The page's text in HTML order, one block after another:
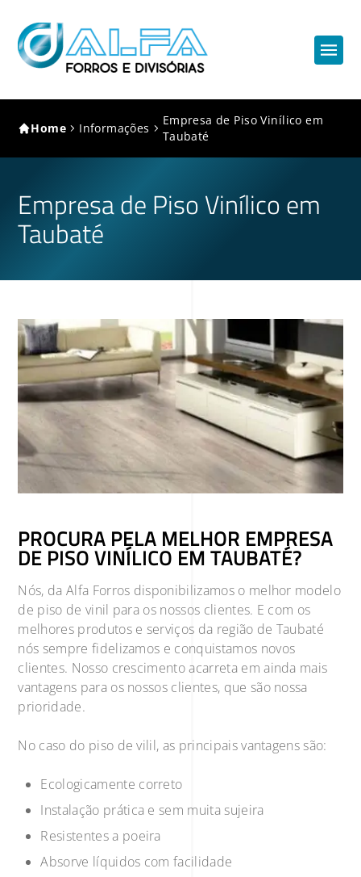
Home Informações
Empresa de Piso Vinílico em
Taubaté
Empresa de Piso Vinílico em
Taubaté
PROCURA PELA MELHOR EMPRESA
DE PISO VINÍLICO EM TAUBATÉ?
Nós, da Alfa Forros disponibilizamos o melhor modelo
de piso de vinil para os nossos clientes. E com os
melhores produtos e serviços da região de Taubaté
nós sempre fidelizamos e conquistamos novos
clientes. Nosso crescimento acarreta em ainda mais
vantagens para os nossos clientes, que são nossa
prioridade.
No caso do piso de vilil, as principais vantagens são:
Ecologicamente correto
Instalação prática e sem muita sujeira
Resistentes a poeira
Absorve líquidos com facilidade